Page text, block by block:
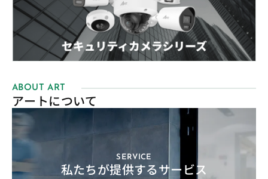
ABOUT ART
アートについて
SERVICE
私たちが提供するサービス